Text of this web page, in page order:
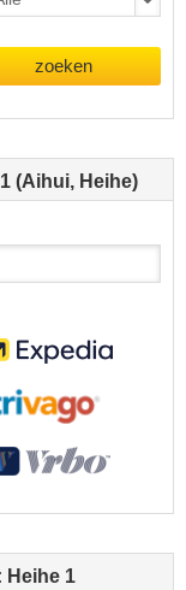
zoeken
(Aihui, Heihe)
Heihe 1